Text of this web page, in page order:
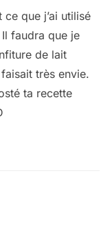
que j’ai utilisé
faudra que je
de lait
très envie.
ta recette